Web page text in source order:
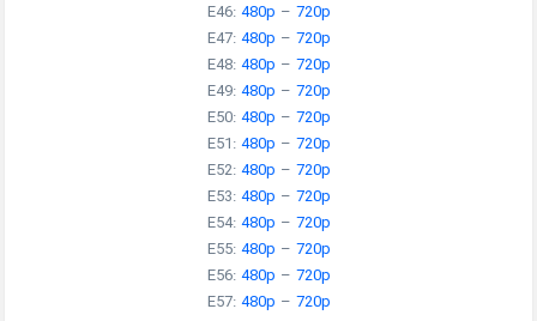
E46:480p – 720p
E47:480p – 720p
E48:480p – 720p
E49:480p – 720p
E50:480p – 720p
E51:480p – 720p
E52:480p – 720p
E53:480p – 720p
E54:480p – 720p
E55:480p – 720p
E56:480p – 720p
E57:480p – 720p